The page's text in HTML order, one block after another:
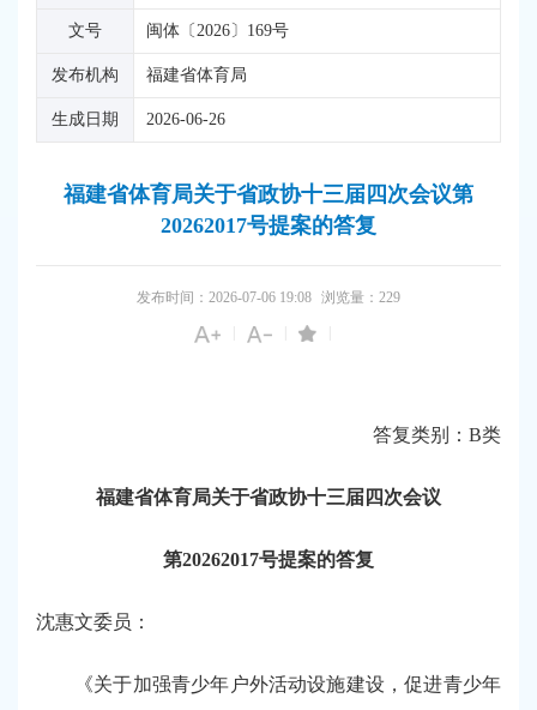
文号 闽体〔2026〕169号
发布机构 福建省体育局
生成日期 2026-06-26
福建省体育局关于省政协十三届四次会议第
20262017号提案的答复
发布时间：2026-07-06 19:08 浏览量： 229
答复类别：B类
福建省体育局关于省政协十三届四次会议
第20262017号提案的答复
沈惠文委员：
《关于加强青少年户外活动设施建设，促进青少年